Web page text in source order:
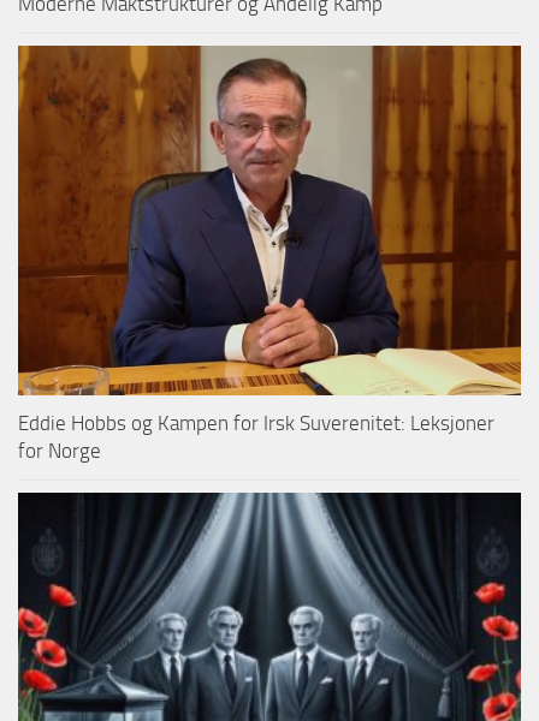
Eddie Hobbs og Kampen for Irsk Suverenitet: Leksjoner
for Norge